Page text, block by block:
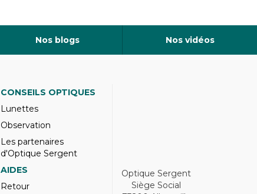
Nos blogs Nos vidéos
CONSEILS OPTIQUES
Lunettes
Observation
Les partenaires
d'Optique Sergent
AIDES
Retour
Optique Sergent
Siège Social